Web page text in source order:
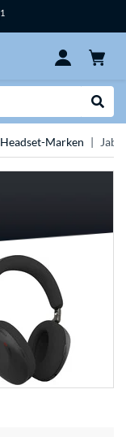
1
Headset-Marken